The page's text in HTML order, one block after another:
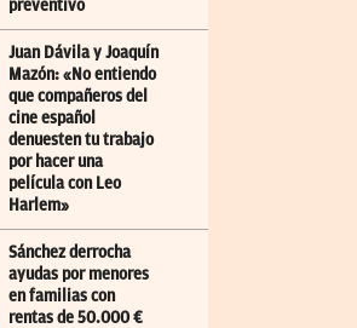
preventivo
Juan Dávila y Joaquín
Mazón: «No entiendo
que compañeros del
cine español
denuesten tu trabajo
por hacer una
película con Leo
Harlem»
Sánchez derrocha
ayudas por menores
en familias con
rentas de 50.000 €